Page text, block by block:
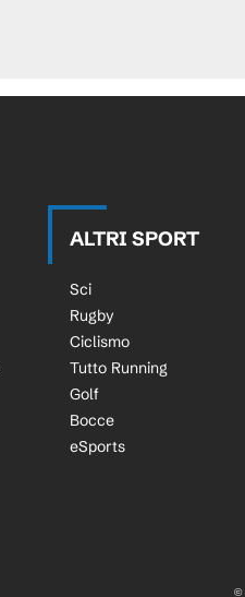
ALTRI SPORT
Sci
Rugby
Ciclismo
Tutto Running
Golf
Bocce
eSports
©